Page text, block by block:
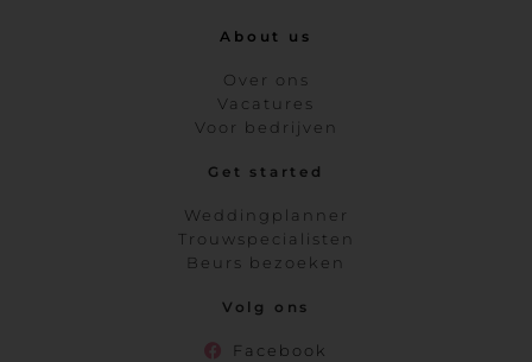
About us
Over ons
Vacatures
Voor bedrijven
Get started
Weddingplanner
Trouwspecialisten
Beurs bezoeken
Volg ons
Facebook